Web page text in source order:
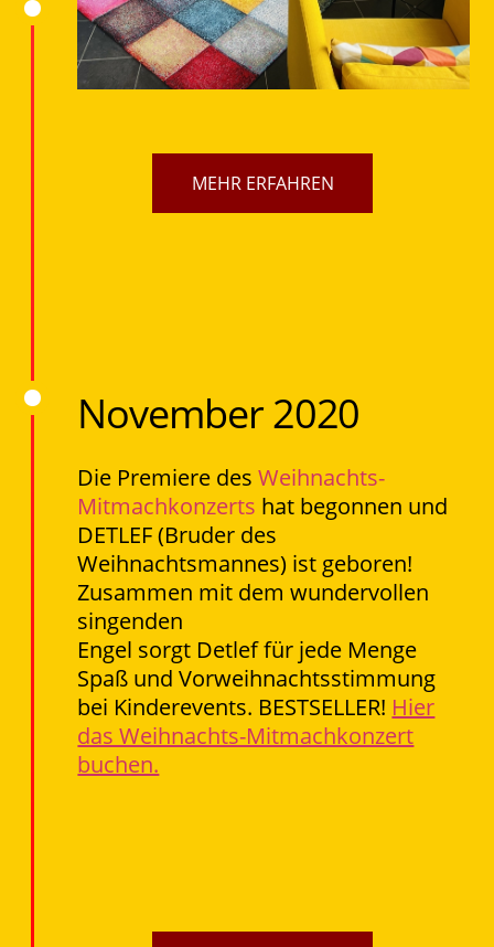
MEHR ERFAHREN
November 2020
Die Premiere desWeihnachts-
Mitmachkonzerts hat begonnen und
DETLEF (Bruder des
Weihnachtsmannes) ist geboren!
Zusammen mit dem wundervollen
singenden
Engel sorgt Detlef für jede Menge
Spaß und Vorweihnachtsstimmung
bei Kinderevents. BESTSELLER! Hier
das Weihnachts-Mitmachkonzert
buchen.